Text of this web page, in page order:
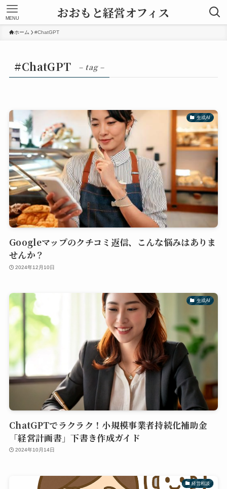
おおもと経営オフィス
MENU
ホーム #ChatGPT
#ChatGPT – tag –
生成AI
Googleマップのクチコミ返信、こんな悩みはありま
せんか？
2024年12月10日
生成AI
ChatGPTでラクラク！小規模事業者持続化補助金
「経営計画書」下書き作成ガイド
2024年10月14日
経営相談